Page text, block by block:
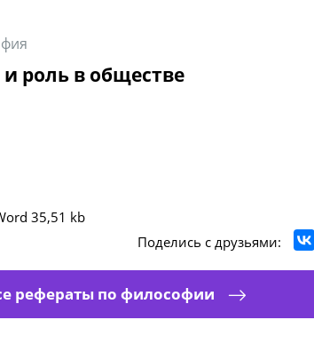
роль в обществе
35,51 kb
Поделись с друзьями:
рефераты по философии